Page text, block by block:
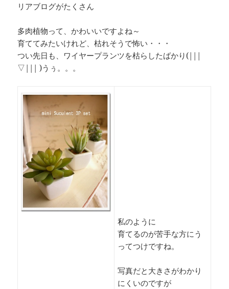
リアブログがたくさん
多肉植物って、かわいいですよね～
育ててみたいけれど、枯れそうで怖い・・・
つい先日も、ワイヤープランツを枯らしたばかり(|||
▽||| )うぅ。。。
私のように
育てるのが苦手な方にう
ってつけですね。
写真だと大きさがわかり
にくいのですが